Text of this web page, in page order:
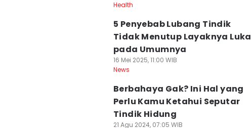
Health
5 Penyebab Lubang Tindik
Tidak Menutup Layaknya Luka
pada Umumnya
16 Mei 2025, 11:00 WIB
News
Berbahaya Gak? Ini Hal yang
Perlu Kamu Ketahui Seputar
Tindik Hidung
21 Agu 2024, 07:05 WIB